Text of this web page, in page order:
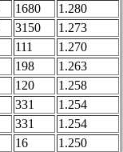
1680 1.280
3150 1.273
111 1.270
198 1.263
120 1.258
331 1.254
331 1.254
16 1.250